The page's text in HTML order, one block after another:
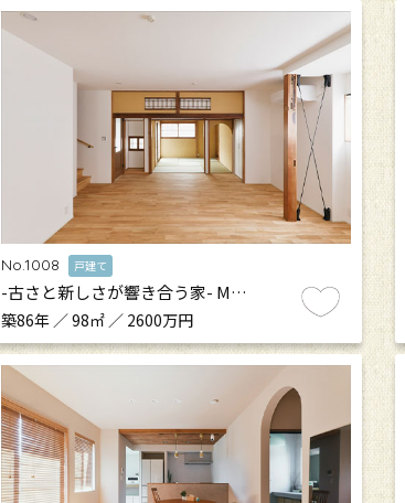
No.1008 戸建て
-古さと新しさが響き合う家- M…
築86年 ／ 98㎡ ／ 2600万円